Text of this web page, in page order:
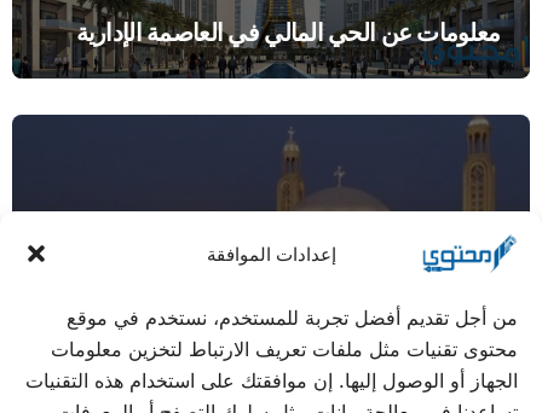
إعدادات الموافقة
من أجل تقديم أفضل تجربة للمستخدم، نستخدم في موقع
محتوى تقنيات مثل ملفات تعريف الارتباط لتخزين معلومات
الجهاز أو الوصول إليها. إن موافقتك على استخدام هذه التقنيات
معلومات عن الحي المالي في العاصمة الإدارية
صور كاتدرائية ميلاد المسيح في العاصمة الإدارية
الجديدة